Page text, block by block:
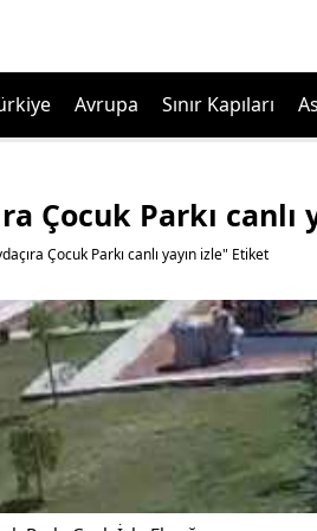
Avrupa Sınır Kapıları
Çocuk Parkı canlı
Çocuk Parkı canlı yayın izle" Etiket